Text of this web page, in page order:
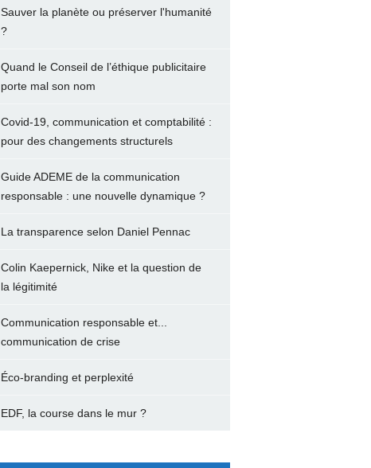
Sauver la planète ou préserver l'humanité
?
Quand le Conseil de l’éthique publicitaire
porte mal son nom
Covid-19, communication et comptabilité :
pour des changements structurels
Guide ADEME de la communication
responsable : une nouvelle dynamique ?
La transparence selon Daniel Pennac
Colin Kaepernick, Nike et la question de
la légitimité
Communication responsable et...
communication de crise
Éco-branding et perplexité
EDF, la course dans le mur ?